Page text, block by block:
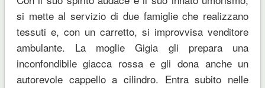
si mette al servizio di due famiglie che realizzano
tessuti e, con un carretto, si improvvisa venditore
ambulante. La moglie Gigia gli prepara una
inconfondibile giacca rossa e gli dona anche un
autorevole cappello a cilindro. Entra subito nelle